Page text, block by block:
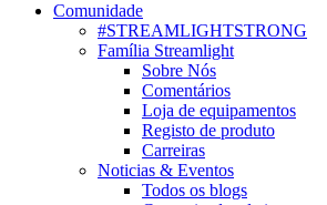
Comunidade
#STREAMLIGHTSTRONG
Família Streamlight
Sobre Nós
Comentários
Loja de equipamentos
Registo de produto
Carreiras
Noticias & Eventos
Todos os blogs